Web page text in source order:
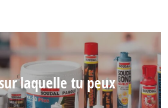
laquelle tu peux